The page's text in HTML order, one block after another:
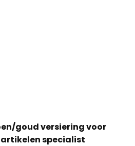
goud versiering voor
specialist